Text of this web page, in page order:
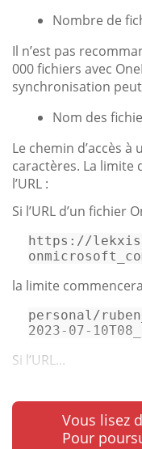
Nombre de
Il n’est pas
000 fichiers avec
synchronisation
Nom des
Le chemin d’accès
caractères. La limite
l’URL :
Si l’URL d’un fichier
https://lekxis-
la limite
personal/
2023-07-
Si l’URL...
Vous lisez
Pour